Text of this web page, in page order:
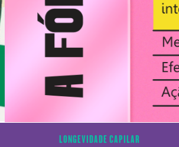
LONGEVIDADE CAPILAR